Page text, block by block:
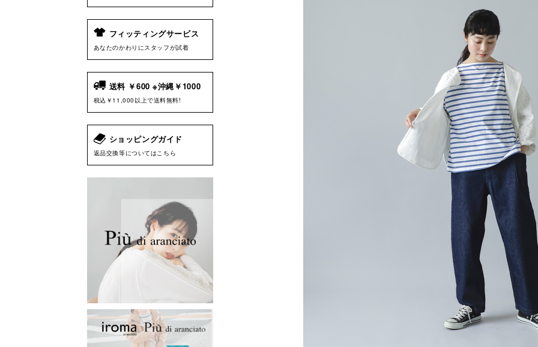
フィッティングサービス
あなたのかわりにスタッフが試着
送料 ￥600 ※沖縄￥1000
税込￥11,000以上で送料無料!
ショッピングガイド
返品交換等についてはこちら